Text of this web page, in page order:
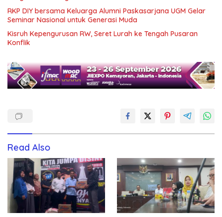
RKP DIY bersama Keluarga Alumni Paskasarjana UGM Gelar
Seminar Nasional untuk Generasi Muda
Kisruh Kepengurusan RW, Seret Lurah ke Tengah Pusaran
Konflik
Read Also